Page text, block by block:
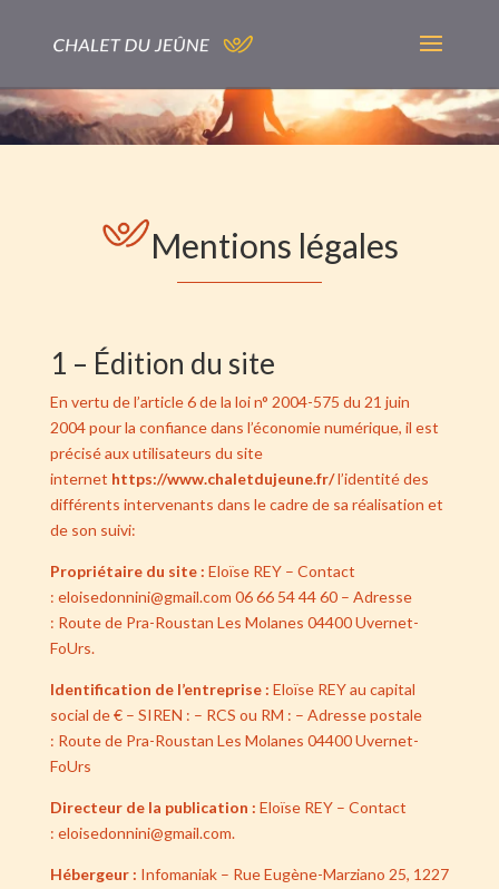
Mentions légales
1 – Édition du site
En vertu del’article 6 de la loi n° 2004-575 du 21 juin
2004pour la confiance dans l’économie numérique, il est
précisé aux utilisateurs du site
internet https://www.chaletdujeune.fr/l’identité des
différents intervenants dans le cadre de sa réalisation et
de son suivi:
Propriétaire du site : Eloïse REY – Contact
: eloisedonnini@gmail.com 06 66 54 44 60 – Adresse
: Route de Pra-Roustan Les Molanes 04400 Uvernet-
FoUrs.
Identification de l’entreprise : Eloïse REYau capital
social de€ – SIREN : – RCS ou RM : – Adresse postale
: Route de Pra-Roustan Les Molanes 04400 Uvernet-
FoUrs
Directeur de la publication : Eloïse REY – Contact
: eloisedonnini@gmail.com.
Hébergeur : Infomaniak – Rue Eugène-Marziano 25, 1227